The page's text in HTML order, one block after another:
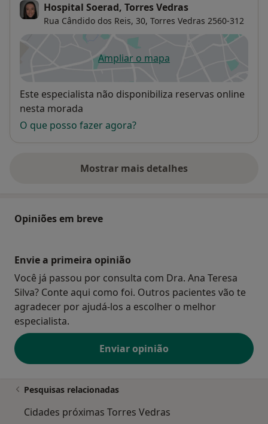
Hospital Soerad, Torres Vedras
Rua Cândido dos Reis, 30, Torres Vedras 2560-312
Ampliar o mapaabre num novo separador
Disponibilidade
Este especialista não disponibiliza reservas online
nesta morada
O que posso fazer agora?
Mostrar mais detalhes
sobre o endereço
Opiniões em breve
Envie a primeira opinião
Você já passou por consulta com Dra. Ana Teresa
Silva? Conte aqui como foi. Outros pacientes vão te
agradecer por ajudá-los a escolher o melhor
especialista.
Enviar opinião
Pesquisas relacionadas
Cidades próximas Torres Vedras